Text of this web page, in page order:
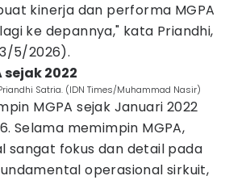
kinerja dan performa MGPA
ke depannya," kata Priandhi,
5/2026).
sejak 2022
Satria. (IDN Times/Muhammad Nasir)
MGPA sejak Januari 2022
Selama memimpin MGPA,
sangat fokus dan detail pada
operasional sirkuit,